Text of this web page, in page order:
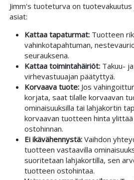
Jimm's tuoteturva on
asiat:
Kattaa tapaturmat:Tuotteen
vahinkotapahtuman,
seurauksena.
Kattaa toimintahäiriöt:Takuu-
virhevastuuajan päätyttyä.
Korvaava tuote:Jos
korjata, saat tilalle korvaavan
ominaisuuksilla tai lahjakortin
korvaavan tuotteen hinta
ostohinnan.
Ei ikävähennystä:Vaihdon
tuotteen vastaavilla
suoritetaan lahjakortilla, sen
tuotteen ostohintaa.